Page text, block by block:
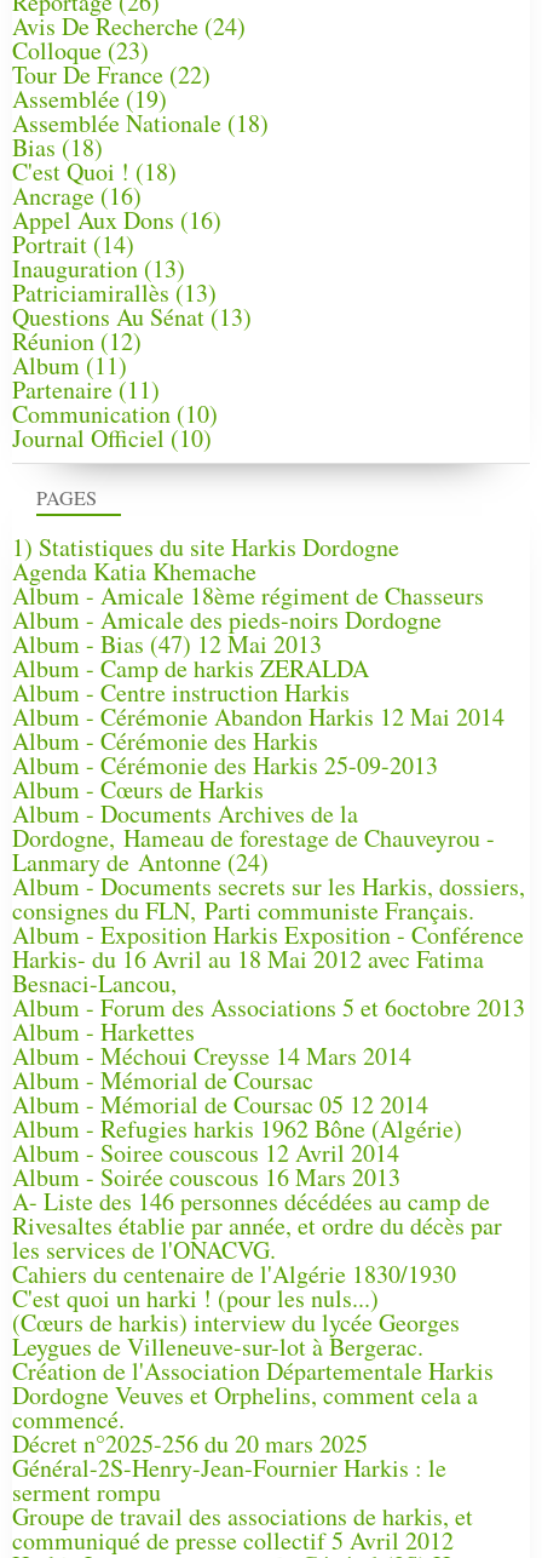
PAGES
1) Statistiques du site Harkis Dordogne
Agenda Katia Khemache
Album - Amicale 18ème régiment de Chasseurs
Album - Amicale des pieds-noirs Dordogne
Album - Bias (47) 12 Mai 2013
Album - Camp de harkis ZERALDA
Album - Centre instruction Harkis
Album - Cérémonie Abandon Harkis 12 Mai 2014
Album - Cérémonie des Harkis
Album - Cérémonie des Harkis 25-09-2013
Album - Cœurs de Harkis
Album - Documents Archives de la
Dordogne, Hameau de forestage de Chauveyrou -
Lanmary de Antonne (24)
Album - Documents secrets sur les Harkis, dossiers,
consignes du FLN, Parti communiste Français.
Album - Exposition Harkis Exposition - Conférence
Harkis- du 16 Avril au 18 Mai 2012 avec Fatima
Besnaci-Lancou,
Album - Forum des Associations 5 et 6octobre 2013
Album - Harkettes
Album - Méchoui Creysse 14 Mars 2014
Album - Mémorial de Coursac
Album - Mémorial de Coursac 05 12 2014
Album - Refugies harkis 1962 Bône (Algérie)
Album - Soiree couscous 12 Avril 2014
Album - Soirée couscous 16 Mars 2013
A- Liste des 146 personnes décédées au camp de
Rivesaltes établie par année, et ordre du décès par
les services de l'ONACVG.
Cahiers du centenaire de l'Algérie 1830/1930
C'est quoi un harki ! (pour les nuls...)
(Cœurs de harkis) interview du lycée Georges
Leygues de Villeneuve-sur-lot à Bergerac.
Création de l'Association Départementale Harkis
Dordogne Veuves et Orphelins, comment cela a
commencé.
Décret n°2025-256 du 20 mars 2025
Général-2S-Henry-Jean-Fournier Harkis : le
serment rompu
Groupe de travail des associations de harkis, et
communiqué de presse collectif 5 Avril 2012
Avis De Recherche (24)
Colloque (23)
Tour De France (22)
Assemblée (19)
Assemblée Nationale (18)
Bias (18)
C'est Quoi ! (18)
Ancrage (16)
Appel Aux Dons (16)
Portrait (14)
Inauguration (13)
Patriciamirallès (13)
Questions Au Sénat(13)
Réunion (12)
Album (11)
Partenaire(11)
Communication (10)
Journal Officiel (10)